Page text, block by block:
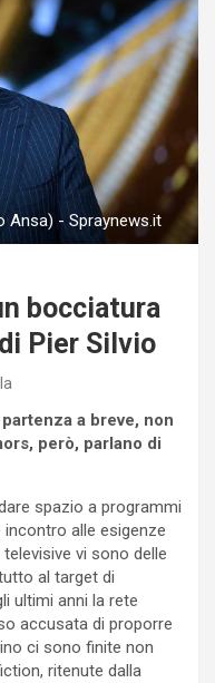
Ansa) - Spraynews.it
bocciatura
Pier Silvio
a breve, non
però, parlano di
spazio a programmi
incontro alle esigenze
vi sono delle
al target di
ultimi anni la rete
accusata di proporre
ci sono finite non
ritenute dalla